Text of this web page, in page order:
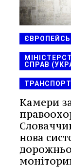
СПРАВ
Камери
нова